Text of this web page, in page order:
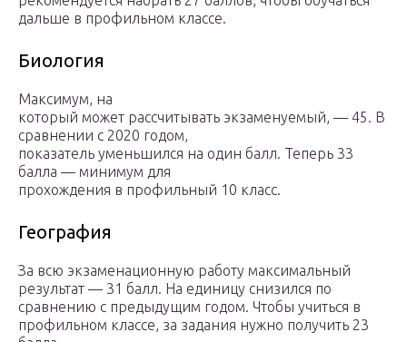
дальше в профильном классе.
Биология
Максимум, на
который может рассчитывать экзаменуемый, — 45. В
сравнении с 2020 годом,
показатель уменьшился на один балл. Теперь 33
балла — минимум для
прохождения в профильный 10 класс.
География
За всю экзаменационную работу максимальный
результат — 31 балл. На единицу снизился по
сравнению с предыдущим годом. Чтобы учиться в
профильном классе, за задания нужно получить 23